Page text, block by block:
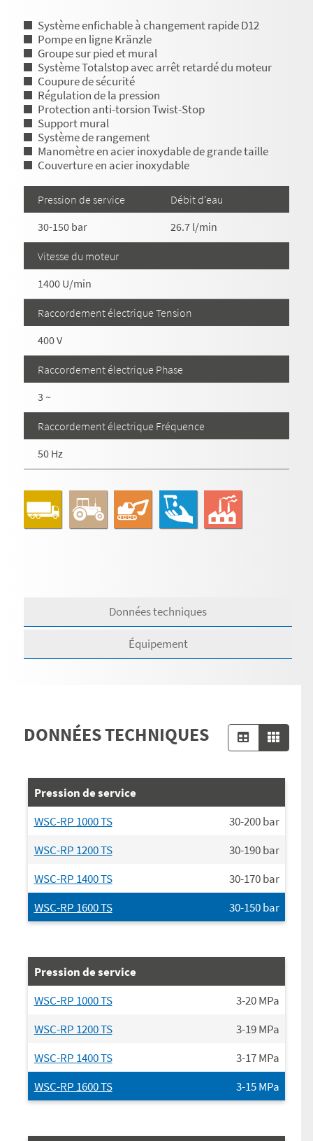
Système enfichable à changement rapide D12
Pompe en ligne Kränzle
Groupe sur pied et mural
Système Totalstop avec arrêt retardé du moteur
Coupure de sécurité
Régulation de la pression
Protection anti-torsion Twist-Stop
Support mural
Système de rangement
Manomètre en acier inoxydable de grande taille
Couverture en acier inoxydable
Pression de service
30-150 bar
Débit d’eau
26.7 l/min
Vitesse du moteur
1400 U/min
Raccordement électrique Tension
400 V
Raccordement électrique Phase
3 ~
Raccordement électrique Fréquence
50 Hz
Données techniques
Équipement
DONNÉES TECHNIQUES
Pression de service
WSC-RP 1000 TS
30-200bar
WSC-RP 1200 TS
30-190bar
WSC-RP 1400 TS
30-170bar
WSC-RP 1600 TS
30-150bar
Pression de service
WSC-RP 1000 TS
3-20MPa
WSC-RP 1200 TS
3-19MPa
WSC-RP 1400 TS
3-17MPa
WSC-RP 1600 TS
3-15MPa